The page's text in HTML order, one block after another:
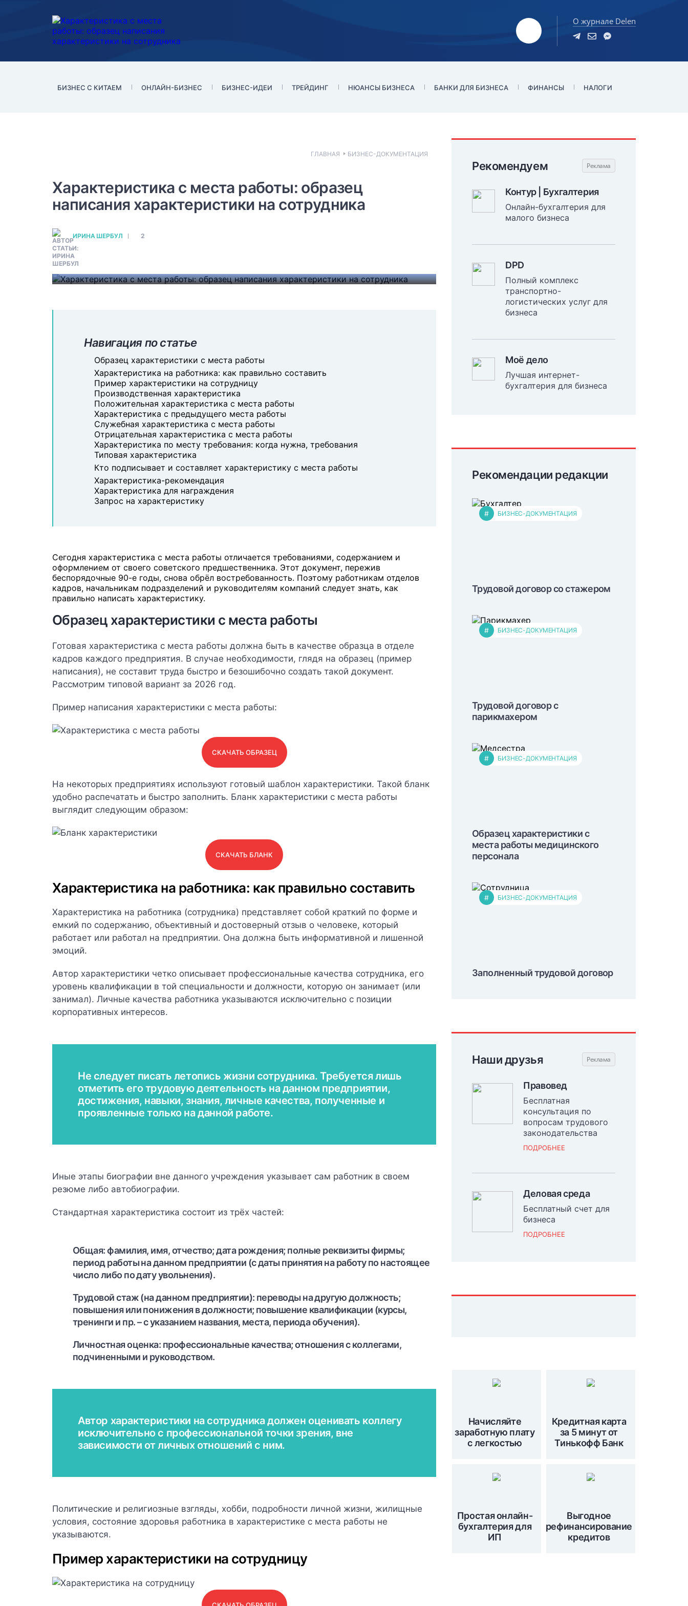
О журнале Delen
БИЗНЕС С КИТАЕМ ОНЛАЙН-БИЗНЕС БИЗНЕС-ИДЕИ ТРЕЙДИНГ НЮАНСЫ БИЗНЕСА БАНКИ ДЛЯ БИЗНЕСА ФИНАНСЫ НАЛОГИ
ГЛАВНАЯ БИЗНЕС-ДОКУМЕНТАЦИЯ
Характеристика с места работы: образец
написания характеристики на сотрудника
ИРИНА ШЕРБУЛ 2
Важный недостаток характеристики с места
работы
при заполнении общие, размытые формулировки. Поэтому важно оформить
бланк так, чтобы ответы максимально подробно описывали качества
работника.
Навигация по статье
Образец характеристики с места работы
Характеристика на работника: как правильно составить
Пример характеристики на сотрудницу
Производственная характеристика
Положительная характеристика с места работы
Характеристика с предыдущего места работы
Служебная характеристика с места работы
Отрицательная характеристика с места работы
Характеристика по месту требования: когда нужна, требования
Типовая характеристика
Кто подписывает и составляет характеристику с места работы
Характеристика-рекомендация
Характеристика для награждения
Запрос на характеристику
Сегодня характеристика с места работы отличается требованиями, содержанием и
оформлением от своего советского предшественника. Этот документ, пережив
беспорядочные 90-е годы, снова обрёл востребованность. Поэтому работникам отделов
кадров, начальникам подразделений и руководителям компаний следует знать, как
правильно написать характеристику.
Образец характеристики с места работы
Готовая характеристика с места работы должна быть в качестве образца в отделе
кадров каждого предприятия. В случае необходимости, глядя на образец (пример
написания), не составит труда быстро и безошибочно создать такой документ.
Рассмотрим типовой вариант за 2026 год.
Пример написания характеристики с места работы:
СКАЧАТЬ ОБРАЗЕЦ
На некоторых предприятиях используют готовый шаблон характеристики. Такой бланк
удобно распечатать и быстро заполнить. Бланк характеристики с места работы
выглядит следующим образом:
СКАЧАТЬ БЛАНК
Характеристика на работника: как правильно составить
Характеристика на работника (сотрудника) представляет собой краткий по форме и
емкий по содержанию, объективный и достоверный отзыв о человеке, который
работает или работал на предприятии. Она должна быть информативной и лишенной
эмоций.
Автор характеристики четко описывает профессиональные качества сотрудника, его
уровень квалификации в той специальности и должности, которую он занимает (или
занимал). Личные качества работника указываются исключительно с позиции
корпоративных интересов.
Не следует писать летопись жизни сотрудника. Требуется лишь
отметить его трудовую деятельность на данном предприятии,
достижения, навыки, знания, личные качества, полученные и
проявленные только на данной работе.
Иные этапы биографии вне данного учреждения указывает сам работник в своем
резюме либо автобиографии.
Стандартная характеристика состоит из трёх частей:
Общая: фамилия, имя, отчество; дата рождения; полные реквизиты фирмы;
период работы на данном предприятии (с даты принятия на работу по настоящее
число либо по дату увольнения).
Трудовой стаж (на данном предприятии): переводы на другую должность;
повышения или понижения в должности; повышение квалификации (курсы,
тренинги и пр. – с указанием названия, места, периода обучения).
Личностная оценка: профессиональные качества; отношения с коллегами,
подчиненными и руководством.
Автор характеристики на сотрудника должен оценивать коллегу
исключительно с профессиональной точки зрения, вне
зависимости от личных отношений с ним.
Политические и религиозные взгляды, хобби, подробности личной жизни, жилищные
условия, состояние здоровья работника в характеристике с места работы не
указываются.
Пример характеристики на сотрудницу
Рекомендуем
Контур | Бухгалтерия
Онлайн-бухгалтерия для
малого бизнеса
DPD
Полный комплекс
транспортно-
логистических услуг для
бизнеса
Моё дело
Лучшая интернет-
бухгалтерия для бизнеса
Рекомендации редакции
# БИЗНЕС-ДОКУМЕНТАЦИЯ
Трудовой договор со стажером
# БИЗНЕС-ДОКУМЕНТАЦИЯ
Трудовой договор с
парикмахером
# БИЗНЕС-ДОКУМЕНТАЦИЯ
Образец характеристики с
места работы медицинского
персонала
# БИЗНЕС-ДОКУМЕНТАЦИЯ
Заполненный трудовой договор
Наши друзья
Правовед
Бесплатная
консультация по
вопросам трудового
законодательства
ПОДРОБНЕЕ
Деловая среда
Бесплатный счет для
бизнеса
ПОДРОБНЕЕ
Начисляйте
заработную плату
с легкостью
Кредитная карта
за 5 минут от
Тинькофф Банк
Простая онлайн-
бухгалтерия для
ИП
Выгодное
рефинансирование
кредитов